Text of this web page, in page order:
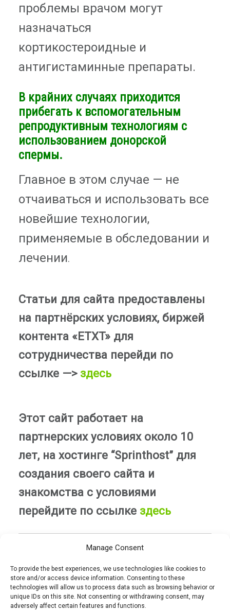
Manage Consent
To provide the best experiences, we use technologies like cookies to
store and/or access device information. Consenting to these
technologies will allow us to process data such as browsing behavior or
unique IDs on this site. Not consenting or withdrawing consent, may
adversely affect certain features and functions.
проблемы врачом могут
назначаться
кортикостероидные и
антигистаминные препараты.
В крайних случаях приходится
прибегать к вспомогательным
репродуктивным технологиям с
использованием донорской
спермы.
Главное в этом случае — не
отчаиваться и использовать все
новейшие технологии,
применяемые в обследовании и
лечении.
Статьи для сайта предоставлены
на партнёрских условиях, биржей
контента «ETXT» для
сотрудничества перейди по
ссылке —> здесь
Этот сайт работает на
партнерских условиях около 10
лет, на хостинге “Sprinthost” для
создания своего сайта и
знакомства с условиями
перейдите по ссылке здесь